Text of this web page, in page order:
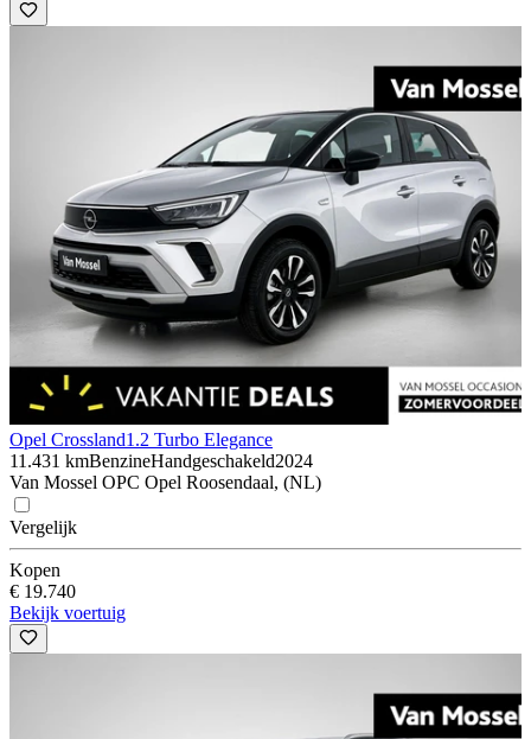
Opel Crossland1.2 Turbo Elegance
11.431 kmBenzineHandgeschakeld2024
Van Mossel OPC Opel Roosendaal, (NL)
Vergelijk
Kopen
€ 19.740
Bekijk voertuig